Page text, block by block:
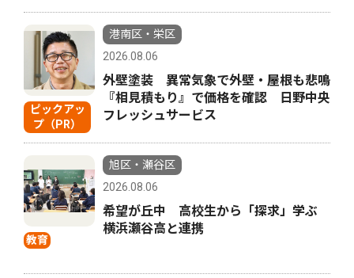
ピックアッ
プ（PR）
港南区・栄区
2026.08.06
外壁塗装 異常気象で外壁・屋根も悲鳴
『相見積もり』で価格を確認 日野中央
フレッシュサービス
教育
旭区・瀬谷区
2026.08.06
希望が丘中 高校生から「探求」学ぶ
横浜瀬谷高と連携